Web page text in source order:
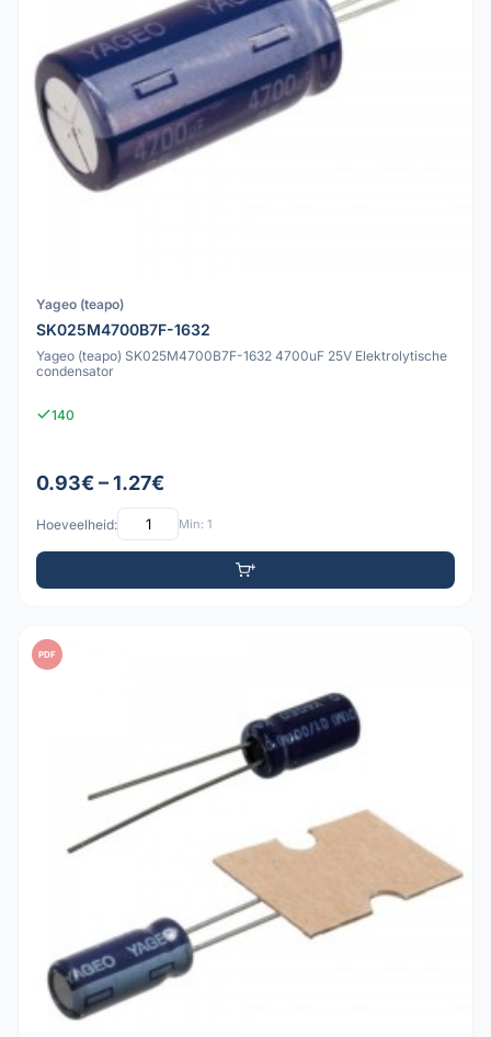
Yageo (teapo)
SK025M4700B7F-1632
Yageo (teapo) SK025M4700B7F-1632 4700uF 25V Elektrolytische
condensator
140
0.93€ – 1.27€
Hoeveelheid: Min: 1
PDF